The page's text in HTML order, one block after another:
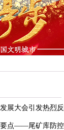
展大会引发热烈反
点——尾矿库防控